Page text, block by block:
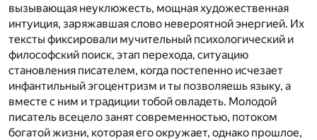
вызывающая неуклюжесть, мощная художественная
интуиция, заряжавшая слово невероятной энергией. Их
тексты фиксировали мучительный психологический и
философский поиск, этап перехода, ситуацию
становления писателем, когда постепенно исчезает
инфантильный эгоцентризм и ты позволяешь языку, а
вместе с ним и традиции тобой овладеть. Молодой
писатель всецело занят современностью, потоком
богатой жизни, которая его окружает, однако прошлое,